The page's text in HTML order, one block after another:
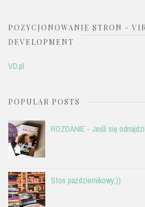
POZYCJONOWANIE STRON -
DEVELOPMENT
VD.pl
POPULAR POSTS
ROZDANIE - Jeśli się
Stos październikowy:))